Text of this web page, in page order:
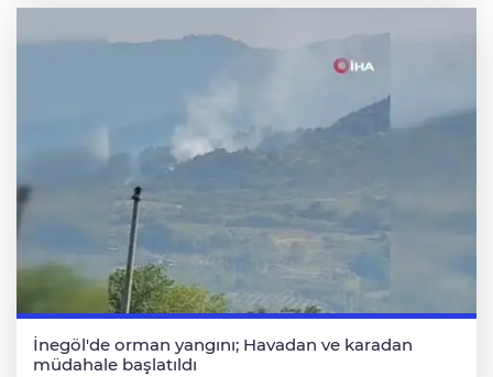
İnegöl'de orman yangını; Havadan ve karadan
müdahale başlatıldı